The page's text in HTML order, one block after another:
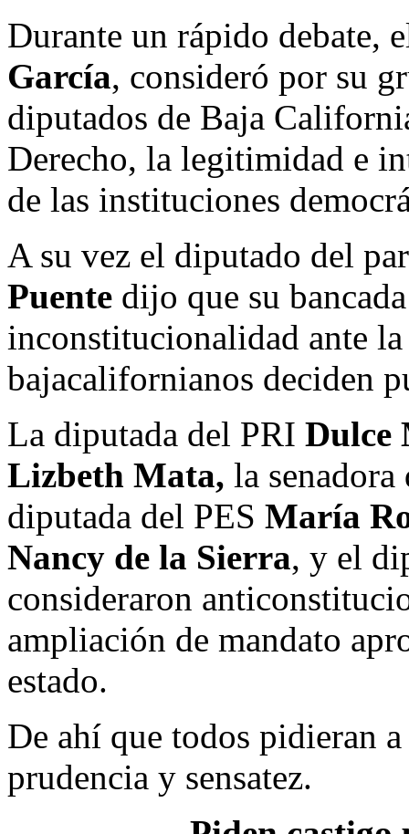
Durante un rápido debate,
García, consideró por su
diputados de Baja
Derecho, la legitimidad e
de las instituciones
A su vez el diputado del
Puente dijo que su
inconstitucionalidad ante
bajacalifornianos deciden
La diputada del PRI Dulce
Lizbeth Mata, la
diputada del PES María
Nancy de la Sierra, y el
consideraron
ampliación de mandato
estado.
De ahí que todos pidieran
prudencia y sensatez.